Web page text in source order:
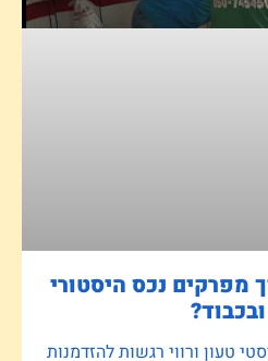
מפרקים נכס היסטורי
טעון ורווי רגשות להזדמנות